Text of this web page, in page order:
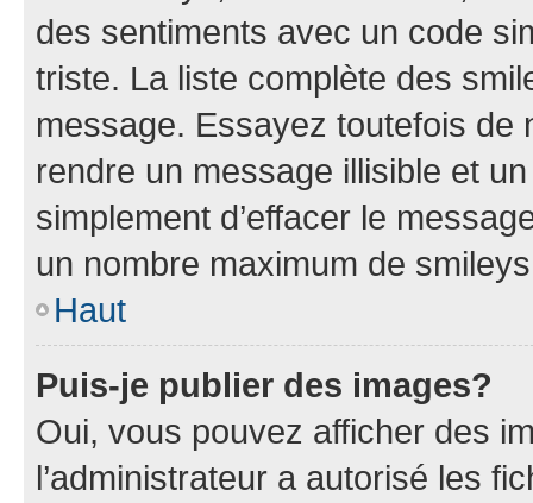
des sentiments avec un code
triste. La liste complète des
message. Essayez toutefois de
rendre un message illisible et
simplement d’effacer le
un nombre maximum de
Haut
Puis-je publier des images?
Oui, vous pouvez afficher des
l’administrateur a autorisé les